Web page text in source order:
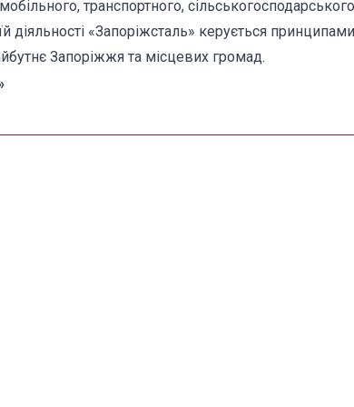
транспортного,
діяльності «Запоріжсталь» керується
Запоріжжя та місцевих громад.